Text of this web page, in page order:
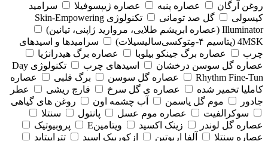
روغن آرگان
عصاره پنبه عصاره ژیپسوفیلا
سرامید
کپسولی
گل صد تومانی
تکنولوژی Skin-Empowering
Illuminator (عصاره ابریشم طلایی، مروارید ژاپنی، تیانین)
4MSK (پتاسیم ۴‑مِتوکسی‌سالیسیلات)
سرامیدها و اسیدهای
چرب
عصاره برگ جینکو بیلوبا
عصاره برگ هیدرانژیا
عصاره گل سوسن درخشان
اسیدهای چرب
تکنولوژی Day
Rhythm Fine‑Tun
عصاره گل سوسن برگ قلبی
عصاره
کاملیا تخمیر شده
عصاره ی گل سرخ قارچ ریشی
عطر
جادور
موم گل یاسمن آب چشمه اون
روغن های گیاهی
سوکرالفیت
عصاره موم عسل پانتول
سنتلا
عصاره گل لوندر
زینک اکسید ویتامینE
پروبیوتیک
عصاره سنتلا
آلفا اربوتین ازکوربیک اسید تتراپپتاید